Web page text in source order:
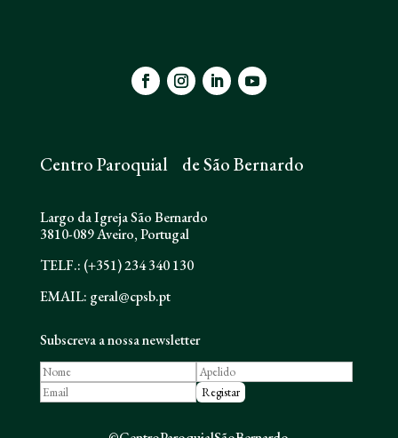
Centro Paroquial de São Bernardo
Largo da Igreja São Bernardo
3810-089 Aveiro, Portugal
TELF.: (+351) 234 340 130
EMAIL: geral@cpsb.pt
Subscreva a nossa newsletter